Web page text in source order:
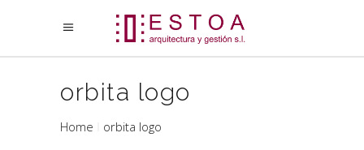
orbita logo
Home orbita logo